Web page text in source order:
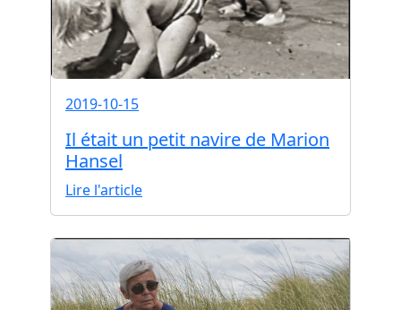
2019-10-15
Il était un petit navire de Marion
Hansel
Lire l'article